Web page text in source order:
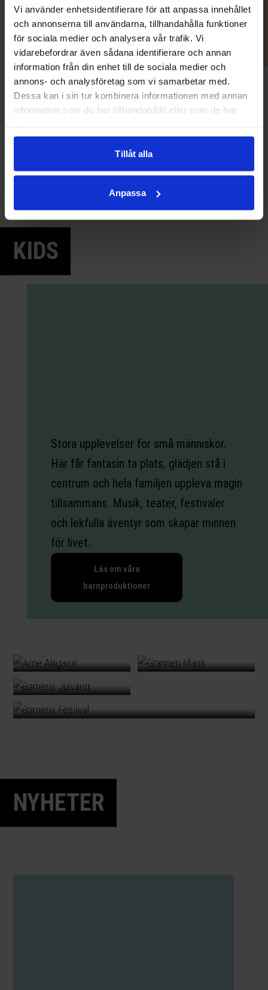
Vi använder enhetsidentifierare för att anpassa innehållet
och annonserna till användarna, tillhandahålla funktioner
för sociala medier och analysera vår trafik. Vi
vidarebefordrar även sådana identifierare och annan
information från din enhet till de sociala medier och
annons- och analysföretag som vi samarbetar med.
Dessa kan i sin tur kombinera informationen med annan
information som du har tillhandahållit eller som de har
Tillåt alla
Anpassa
produktioner där varje detalj gör skillnad.
Se alla event
ALMOST A FESTIVAL
MUSIKKVÄLL VID
ÅRESJÖN
MUSIKKVÄLL PÅ KALFJÄLL
KIDS
Stora upplevelser för små människor.
Här får fantasin ta plats, glädjen stå i
centrum och hela familjen uppleva magin
tillsammans. Musik, teater, festivaler
och lekfulla äventyr som skapar minnen
för livet.
Läs om våra
barnproduktioner
ARNE ALLIGATOR GRANNEN MÅNS
BARNENS JULVÄRLD
BARNENS FESTIVAL
NYHETER